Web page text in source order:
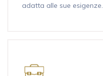
adatta alle sue esigenze.